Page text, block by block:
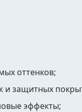
оттенков;
и защитных
эффекты;